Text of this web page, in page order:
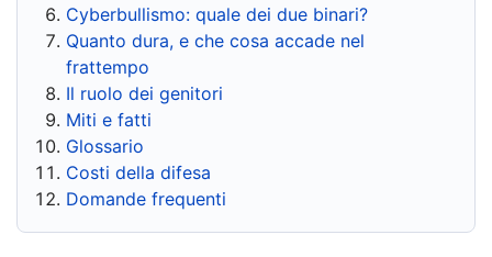
Cyberbullismo: quale dei due binari?
Quanto dura, e che cosa accade nel
frattempo
Il ruolo dei genitori
Miti e fatti
Glossario
Costi della difesa
Domande frequenti